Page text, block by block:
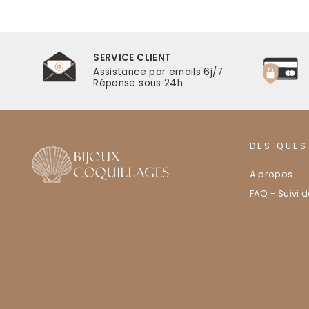
SERVICE CLIENT
Assistance par emails 6j/7
Réponse sous 24h
DES
À propos
FAQ - Suivi